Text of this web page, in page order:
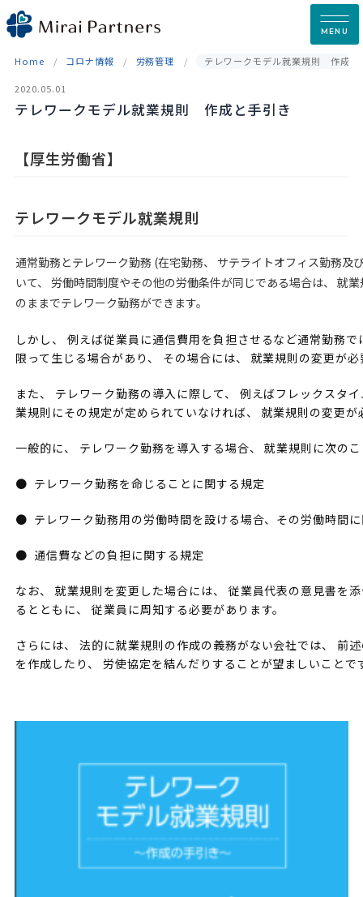
Skip
to
MENU
Home コロナ情報 労務管理 テレワークモデル就業規則 作成と
2020.05.01
テレワークモデル就業規則 作成と手引き
【厚生労働省】
テレワークモデル就業規則
通常勤務とテレワーク勤務 (在宅勤務、 サテライトオフィス勤務及
いて、 労働時間制度やその他の労働条件が同じである場合は、 就
のままでテレワーク勤務ができます。
しかし、 例えば従業員に通信費用を負担させるなど通常勤務
限って生じる場合があり、 その場合には、 就業規則の変更が
また、 テレワーク勤務の導入に際して、 例えばフレックスタ
業規則にその規定が定められていなければ、 就業規則の変更が
一般的に、 テレワーク勤務を導入する場合、 就業規則に次の
● テレワーク勤務を命じることに関する規定
● テレワーク勤務用の労働時間を設ける場合、その労働時間
● 通信費などの負担に関する規定
なお、 就業規則を変更した場合には、 従業員代表の意見書を
るとともに、 従業員に周知する必要があります。
さらには、 法的に就業規則の作成の義務がない会社では、 前
を作成したり、 労使協定を結んだりすることが望ましいことで